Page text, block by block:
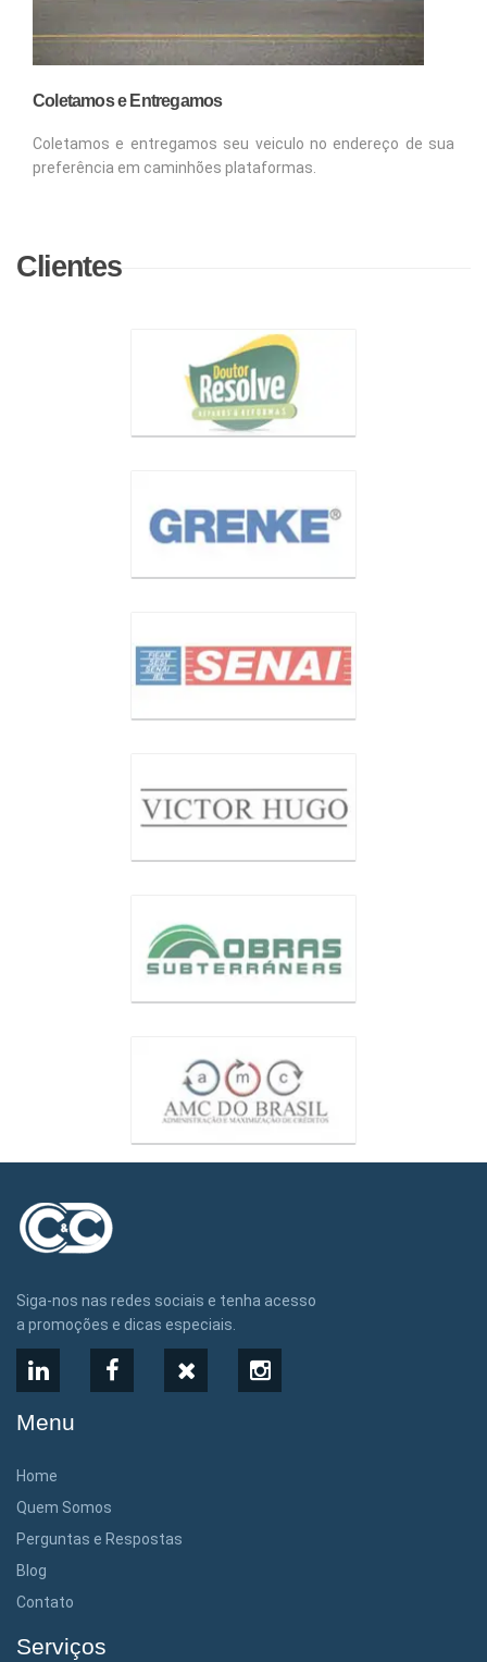
Coletamos e Entregamos
Coletamos e entregamos seu veiculo no endereço de sua
preferência em caminhões plataformas.
Clientes
Siga-nos nas redes sociais e tenha acesso
a promoções e dicas especiais.
LinkedInFacebook Instagram
Menu
Home
Quem Somos
Perguntas e Respostas
Blog
Contato
Serviços